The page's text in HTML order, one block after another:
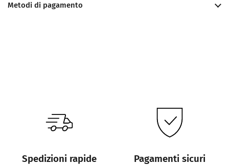
Metodi di pagamento
Spedizioni rapide Pagamenti sicuri